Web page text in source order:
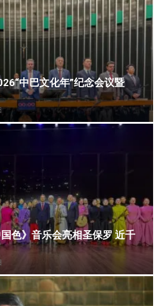
中巴文化年”纪念会议暨
色》音乐会亮相圣保罗 近千